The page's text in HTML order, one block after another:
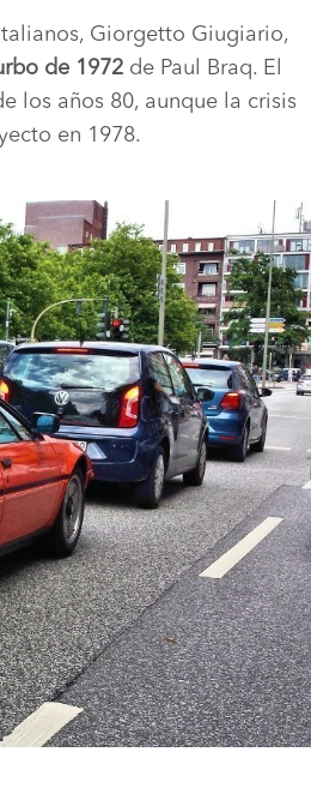
Giorgetto Giugiario,
de 1972de Paul Braq. El
los años 80, aunque la crisis
en 1978.